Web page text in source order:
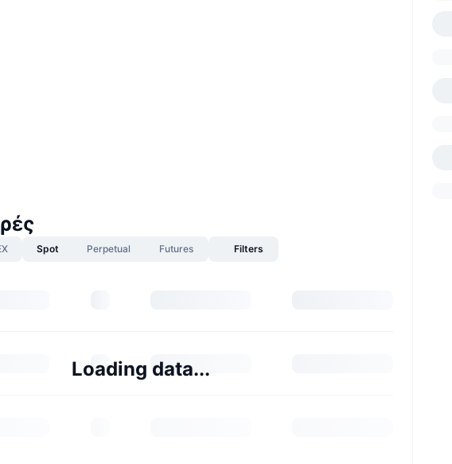
Spot Perpetual Futures Filters
Loading data...